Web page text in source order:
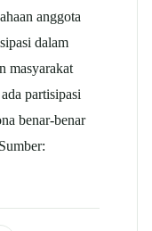
anggota
dalam
masyarakat
partisipasi
benar-benar